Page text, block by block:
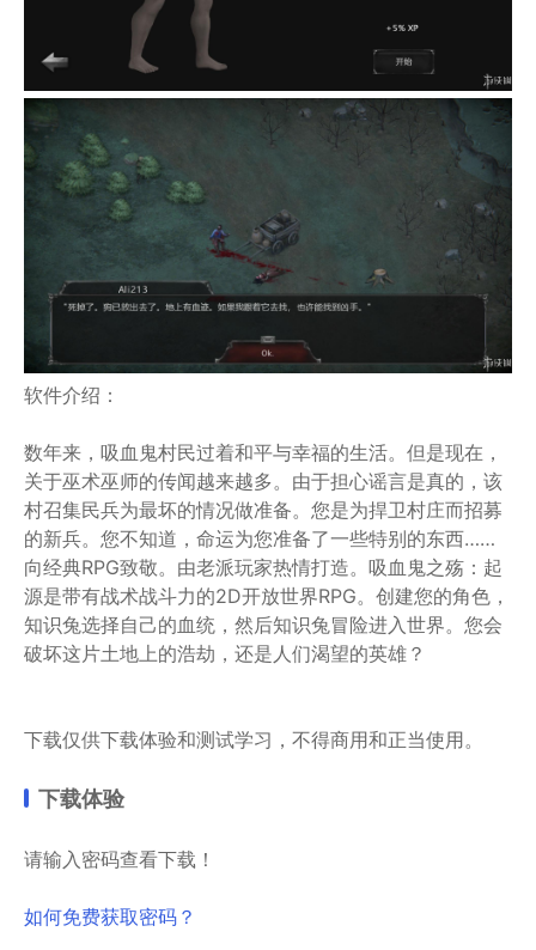
软件介绍：
数年来，吸血鬼村民过着和平与幸福的生活。但是现在，
关于巫术巫师的传闻越来越多。由于担心谣言是真的，该
村召集民兵为最坏的情况做准备。您是为捍卫村庄而招募
的新兵。您不知道，命运为您准备了一些特别的东西……
向经典RPG致敬。由老派玩家热情打造。吸血鬼之殇：起
源是带有战术战斗力的2D开放世界RPG。创建您的角色，
知识兔选择自己的血统，然后知识兔冒险进入世界。您会
破坏这片土地上的浩劫，还是人们渴望的英雄？
下载仅供下载体验和测试学习，不得商用和正当使用。
下载体验
请输入密码查看下载！
如何免费获取密码？